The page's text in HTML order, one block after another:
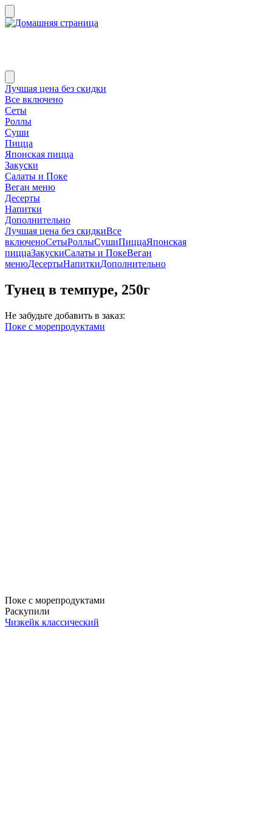
Лучшая цена без скидки
Все включено
Сеты
Роллы
Суши
Пицца
Японская пицца
Закуски
Салаты и Поке
Веган меню
Десерты
Напитки
Дополнительно
Лучшая цена без скидкиВсе
включеноСетыРоллыСушиПиццаЯпонская
пиццаЗакускиСалаты и ПокеВеган
менюДесертыНапиткиДополнительно
Тунец в темпуре, 250г
Не забудьте добавить в заказ:
Поке с морепродуктами
Поке с морепродуктами
Раскупили
Чизкейк классический